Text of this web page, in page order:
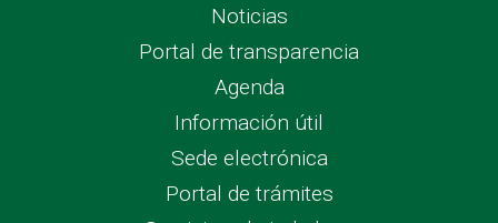
Noticias
Portal de transparencia
Agenda
Información útil
Sede electrónica
Portal de trámites